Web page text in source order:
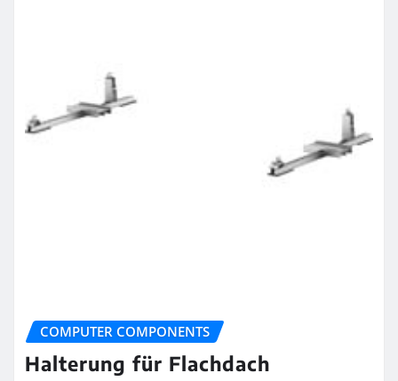
COMPUTER COMPONENTS
Halterung für Flachdach